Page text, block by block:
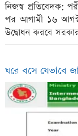
নিজস্ব প্রতিবেদক:
পর আগামী ১৬ আগস্ট
উদ্বোধন করবে
ঘরে বসে যেভাবে